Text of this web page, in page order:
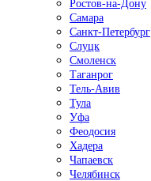
Ростов-на-Дону
Самара
Санкт-Петербург
Слуцк
Смоленск
Таганрог
Тель-Авив
Тула
Уфа
Феодосия
Хадера
Чапаевск
Челябинск